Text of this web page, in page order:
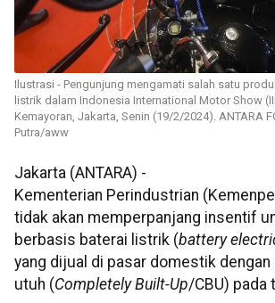
Ilustrasi - Pengunjung mengamati salah satu
listrik dalam Indonesia International Motor Show
Kemayoran, Jakarta, Senin (19/2/2024). ANTARA
Putra/aww
Jakarta (ANTARA) -
Kementerian Perindustrian
tidak akan memperpanjang insentif
berbasis baterai listrik (battery
yang dijual di pasar domestik
utuh (Completely Built-Up/CBU) pada